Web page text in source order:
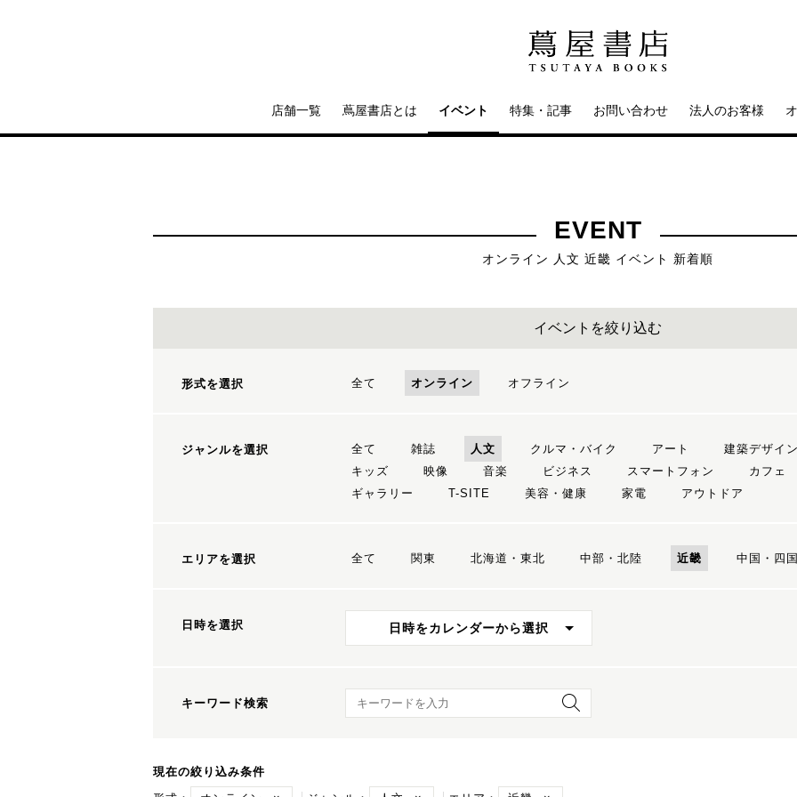
店舗一覧 蔦屋書店とは イベント 特集・記事 お問い合わせ 法人のお客様
EVENT
オンライン 人文 近畿 イベント 新着順
イベントを絞り込む
形式を選択 全て オンライン オフライン
ジャンルを選択 全て 雑誌 人文 クルマ・バイク アート 建築デザイン
キッズ
映像 音楽 ビジネス スマートフォン カフェ
ギャラリー
T-SITE 美容・健康 家電 アウトドア
エリアを選択 全て 関東 北海道・東北 中部・北陸 近畿 中国・四国
日時を選択 日時をカレンダーから選択
キーワード検索 キーワード検索
現在の絞り込み条件